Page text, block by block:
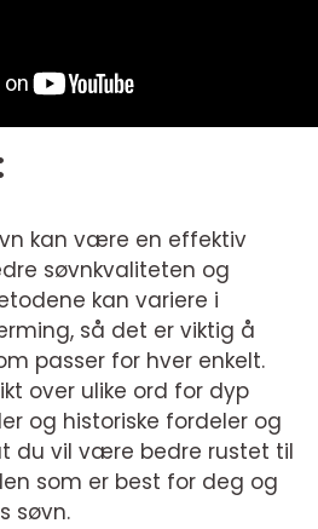
kan være en effektiv
søvnkvaliteten og
kan variere i
så det er viktig å
passer for hver enkelt.
over ulike ord for dyp
og historiske fordeler og
du vil være bedre rustet til
som er best for deg og
søvn.